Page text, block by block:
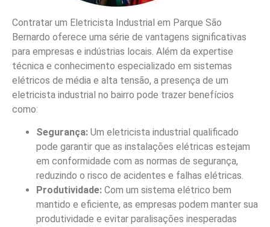
Contratar um Eletricista Industrial em Parque São
Bernardo oferece uma série de vantagens significativas
para empresas e indústrias locais. Além da expertise
técnica e conhecimento especializado em sistemas
elétricos de média e alta tensão, a presença de um
eletricista industrial no bairro pode trazer benefícios
como:
Segurança: Um eletricista industrial qualificado
pode garantir que as instalações elétricas estejam
em conformidade com as normas de segurança,
reduzindo o risco de acidentes e falhas elétricas.
Produtividade: Com um sistema elétrico bem
mantido e eficiente, as empresas podem manter sua
produtividade e evitar paralisações inesperadas